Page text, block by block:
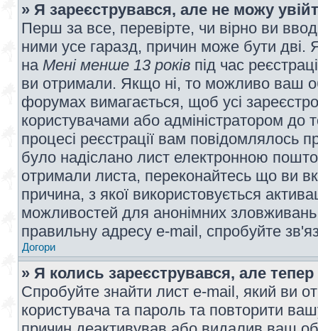
» Я зареєструвався, але не можу
Перш за все, перевірте, чи вірно ви
ними усе гаразд, причин може бути дві.
на Мені менше 13 років під час
ви отримали. Якщо ні, то можливо ваш
форумах вимагається, щоб усі
користувачами або адміністратором до
процесі реєстрації вам повідомлялось
було надіслано лист електронною
отримали листа, переконайтесь що ви
причина, з якої використовується
можливостей для анонімних
правильну адресу e-mail, спробуйте
Догори
» Я колись зареєструвався, але
Спробуйте знайти лист e-mail, який ви
користувача та пароль та повторити